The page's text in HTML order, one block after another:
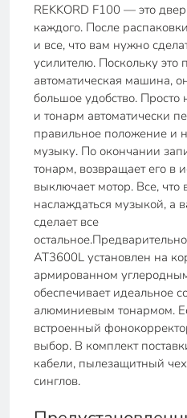
REKKORD F100 — это
каждого. После
и все, что вам нужно
усилителю. Поскольку это
автоматическая машина,
большое удобство. Просто
и тонарм автоматически
правильное положение и
музыку. По окончании
тонарм, возвращает его в
выключает мотор. Все, что
наслаждаться музыкой, а
сделает все
AT3600L установлен на
армированном
обеспечивает идеальное
алюминиевым тонармом.
встроенный
выбор. В комплект
кабели, пылезащитный
синглов.